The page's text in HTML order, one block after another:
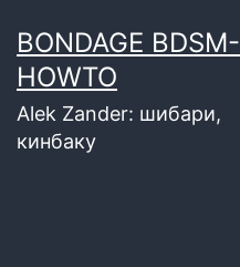
содержимому
BONDAGE BDSM-
HOWTO
Alek Zander: шибари,
кинбаку